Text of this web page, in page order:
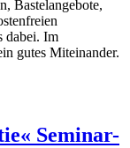
Bastelangebote,
dabei. Im
gutes Miteinander.
Seminar-